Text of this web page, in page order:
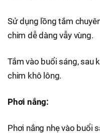
Sử dụng lồng tắm
chim dễ dàng vẫy vùng.
Tắm vào buổi sáng, sau
chim khô lông.
Phơi nắng:
Phơi nắng nhẹ vào buổi